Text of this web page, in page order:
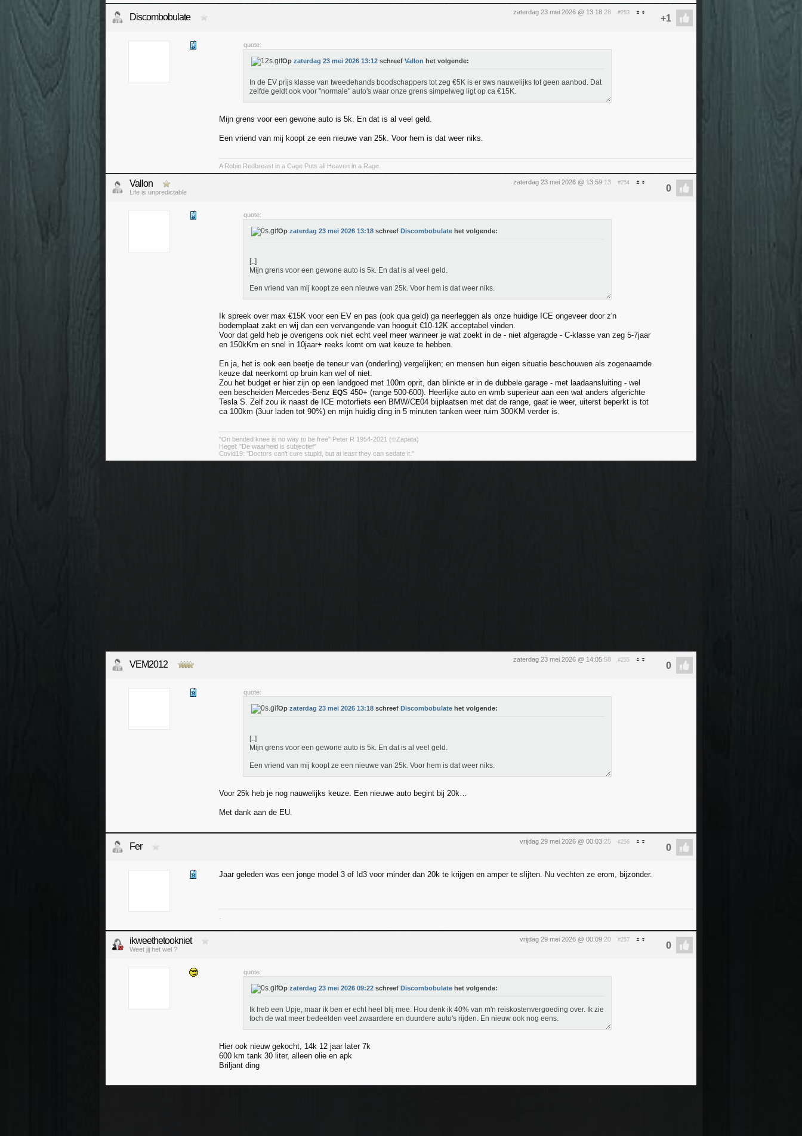
zaterdag 23 mei 2026 @ 13:18:28 #253
Discombobulate
quote:
Op zaterdag 23 mei 2026 13:12 schreef Vallon het volgende:
In de EV prijs klasse van tweedehands boodschappers tot zeg €5K is er sws nauwelijks tot geen aanbod. Dat
zelfde geldt ook voor "normale" auto's waar onze grens simpelweg ligt op ca €15K.
Mijn grens voor een gewone auto is 5k. En dat is al veel geld.
Een vriend van mij koopt ze een nieuwe van 25k. Voor hem is dat weer niks.
A Robin Redbreast in a Cage Puts all Heaven in a Rage.
zaterdag 23 mei 2026 @ 13:59:13 #254
Vallon
Life is unpredictable
quote:
Op zaterdag 23 mei 2026 13:18 schreef Discombobulate het volgende:
[..]
Mijn grens voor een gewone auto is 5k. En dat is al veel geld.
Een vriend van mij koopt ze een nieuwe van 25k. Voor hem is dat weer niks.
Ik spreek over max €15K voor een EV en pas (ook qua geld) ga neerleggen als onze huidige ICE ongeveer door z'n
bodemplaat zakt en wij dan een vervangende van hooguit €10-12K acceptabel vinden.
Voor dat geld heb je overigens ook niet echt veel meer wanneer je wat zoekt in de - niet afgeragde - C-klasse van zeg 5-7jaar
en 150kKm en snel in 10jaar+ reeks komt om wat keuze te hebben.
En ja, het is ook een beetje de teneur van (onderling) vergelijken; en mensen hun eigen situatie beschouwen als zogenaamde
keuze dat neerkomt op bruin kan wel of niet.
Zou het budget er hier zijn op een landgoed met 100m oprit, dan blinkte er in de dubbele garage - met laadaansluiting - wel
een bescheiden Mercedes-Benz EQS 450+ (range 500-600). Heerlijke auto en wmb superieur aan een wat anders afgerichte
Tesla S. Zelf zou ik naast de ICE motorfiets een BMW/CE04 bijplaatsen met dat de range, gaat ie weer, uiterst beperkt is tot
ca 100km (3uur laden tot 90%) en mijn huidig ding in 5 minuten tanken weer ruim 300KM verder is.
"On bended knee is no way to be free" Peter R 1954-2021 (©Zapata)
Hegel: "De waarheid is subjectief"
Covid19: "Doctors can’t cure stupid, but at least they can sedate it."
zaterdag 23 mei 2026 @ 14:05:58 #255
VEM2012
quote:
Op zaterdag 23 mei 2026 13:18 schreef Discombobulate het volgende:
[..]
Mijn grens voor een gewone auto is 5k. En dat is al veel geld.
Een vriend van mij koopt ze een nieuwe van 25k. Voor hem is dat weer niks.
Voor 25k heb je nog nauwelijks keuze. Een nieuwe auto begint bij 20k…
Met dank aan de EU.
vrijdag 29 mei 2026 @ 00:03:25 #256
Fer
Jaar geleden was een jonge model 3 of Id3 voor minder dan 20k te krijgen en amper te slijten. Nu vechten ze erom, bijzonder.
vrijdag 29 mei 2026 @ 00:09:20 #257
ikweethetookniet
Weet jij het wel ?
quote:
Op zaterdag 23 mei 2026 09:22 schreef Discombobulate het volgende:
Ik heb een Upje, maar ik ben er echt heel blij mee. Hou denk ik 40% van m'n reiskostenvergoeding over. Ik zie
toch de wat meer bedeelden veel zwaardere en duurdere auto's rijden. En nieuw ook nog eens.
Hier ook nieuw gekocht, 14k 12 jaar later 7k
600 km tank 30 liter, alleen olie en apk
Briljant ding